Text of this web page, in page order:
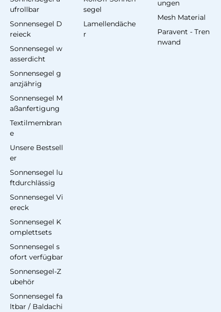
ufrollbar
Sonnensegel D
reieck
Sonnensegel w
asserdicht
Sonnensegel g
anzjährig
Sonnensegel M
aßanfertigung
Textilmembran
e
Unsere Bestsell
er
Sonnensegel lu
ftdurchlässig
Sonnensegel Vi
ereck
Sonnensegel K
omplettsets
Sonnensegel s
ofort verfügbar
Sonnensegel-Z
ubehör
Sonnensegel fa
ltbar / Baldachi
segel
Lamellendäche
r
ungen
Mesh Material
Paravent - Tren
nwand